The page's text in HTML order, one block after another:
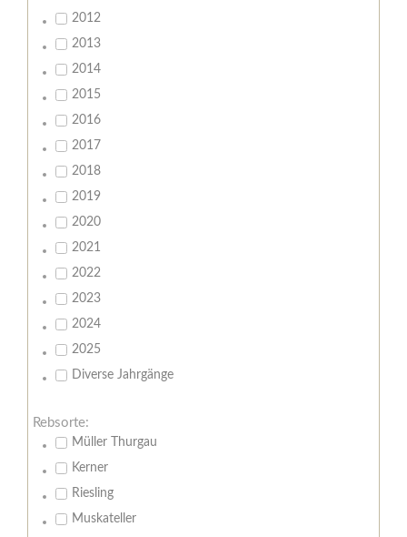
2012
2013
2014
2015
2016
2017
2018
2019
2020
2021
2022
2023
2024
2025
Diverse Jahrgänge
Rebsorte:
Müller Thurgau
Kerner
Riesling
Muskateller